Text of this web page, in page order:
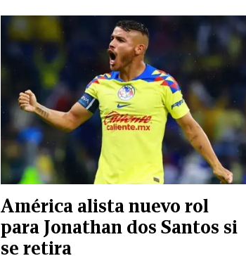
América alista nuevo rol
para Jonathan dos Santos si
se retira